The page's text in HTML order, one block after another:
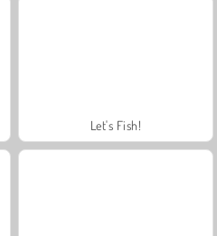
Let's Fish!